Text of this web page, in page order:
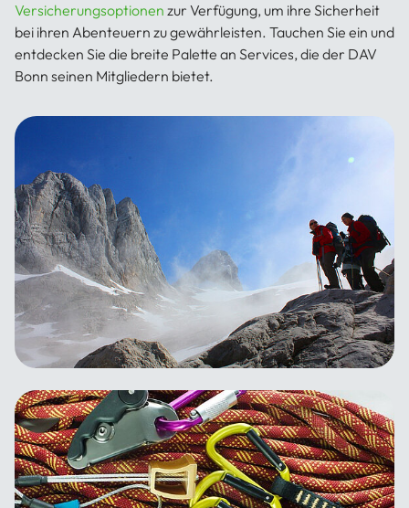
Versicherungsoptionen zur Verfügung, um ihre Sicherheit
bei ihren Abenteuern zu gewährleisten. Tauchen Sie ein und
entdecken Sie die breite Palette an Services, die der DAV
Bonn seinen Mitgliedern bietet.
Wir sind für Dich da
Geschäftsstelle